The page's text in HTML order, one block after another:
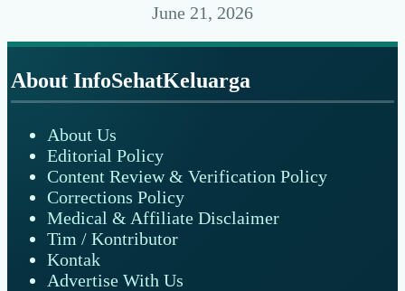
June 21, 2026
Footer
About InfoSehatKeluarga
About Us
Editorial Policy
Content Review & Verification Policy
Corrections Policy
Medical & Affiliate Disclaimer
Tim / Kontributor
Kontak
Advertise With Us